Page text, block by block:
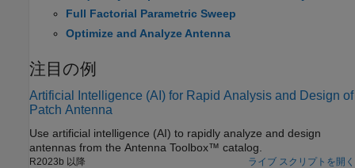
Full Factorial Parametric Sweep
Optimize and Analyze Antenna
注目の例
Artificial Intelligence (AI) for Rapid Analysis and Design of
Patch Antenna
Use artificial intelligence (AI) to rapidly analyze and design
antennas from the Antenna Toolbox™ catalog.
R2023b 以降 ライブ スクリプトを開く